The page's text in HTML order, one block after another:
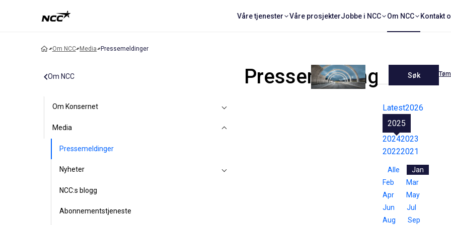
Våre tjenester Våre prosjekterJobbe i NCC Om NCC Kontakt
Om NCC Media Pressemeldinger
Om NCC
Om Konsernet
Media
Pressemeldinger
Nyheter
NCC:s blogg
Abonnementstjeneste
Pressemeldinger Søk
Latest2026
2025
20242023
20222021
Alle
Jan
Feb
Mar
Apr
May
Jun
Jul
Aug
Sep